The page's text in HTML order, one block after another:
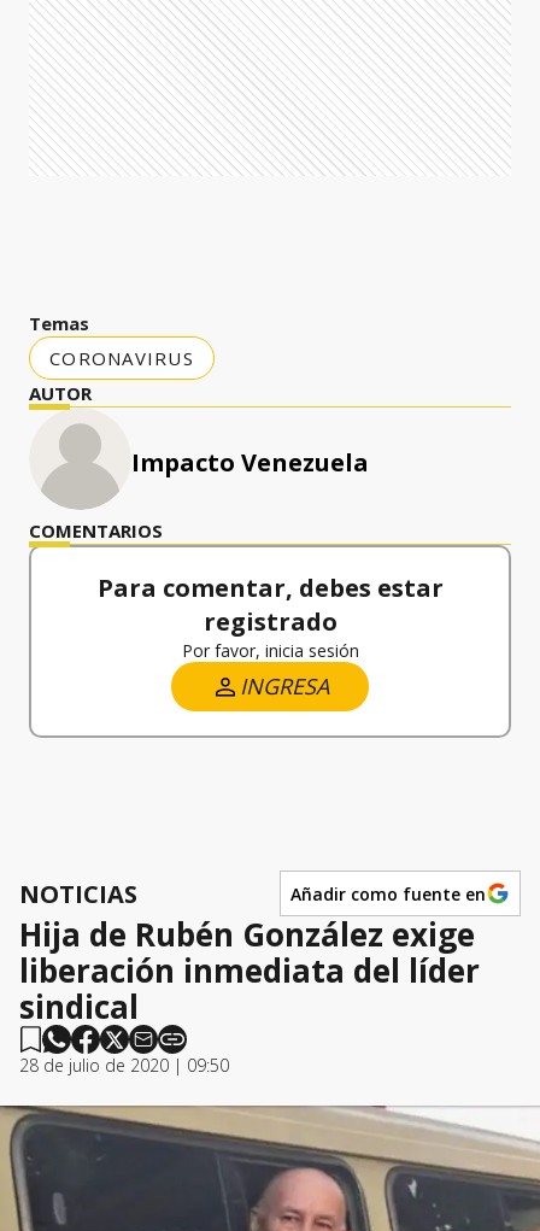
Temas
CORONAVIRUS
AUTOR
Impacto Venezuela
COMENTARIOS
Para comentar, debes estar
registrado
Por favor, inicia sesión
INGRESA
NOTICIAS Añadir como fuente en
Hija de Rubén González exige
liberación inmediata del líder
sindical
28 de julio de 2020 | 09:50